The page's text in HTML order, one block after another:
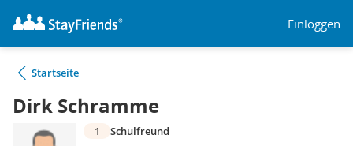
Einloggen
Startseite
Dirk Schramme
1 Schulfreund